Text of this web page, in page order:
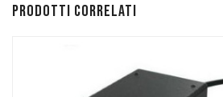
Prodotti correlati